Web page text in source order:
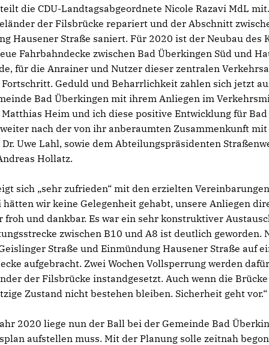
die CDU-Landtagsabgeordnete Nicole Razavi MdL
der Filsbrücke repariert und der Abschnitt
Hausener Straße saniert. Für 2020 ist der Neubau des
Fahrbahndecke zwischen Bad Überkingen Süd und
für die Anrainer und Nutzer dieser zentralen
Geduld und Beharrlichkeit zahlen sich jetzt
Bad Überkingen mit ihrem Anliegen im
Heim und ich diese positive Entwicklung für
nach der von ihr anberaumten Zusammenkunft
Uwe Lahl, sowie dem Abteilungspräsidenten
Hollatz.
sich „sehr zufrieden“ mit den erzielten
wir keine Gelegenheit gehabt, unsere Anliegen
und dankbar. Es war ein sehr konstruktiver
zwischen B10 und A8 ist deutlich geworden.
Straße und Einmündung Hausener Straße auf
aufgebracht. Zwei Wochen Vollsperrung werden
der Filsbrücke instandgesetzt. Auch wenn die
Zustand nicht bestehen bleiben. Sicherheit geht vor.“
2020 liege nun der Ball bei der Gemeinde Bad
aufstellen muss. Mit der Planung solle zeitnah